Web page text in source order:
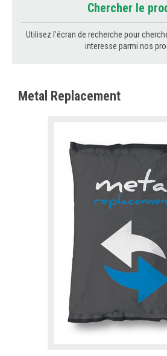
Chercher le
Utilisez l'écran de recherche pour
interesse parmi nos
Metal Replacement